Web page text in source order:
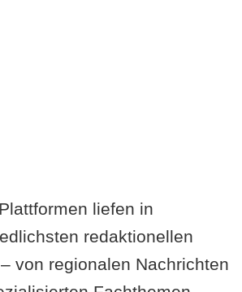
liefen in
redaktionellen
von regionalen Nachrichten